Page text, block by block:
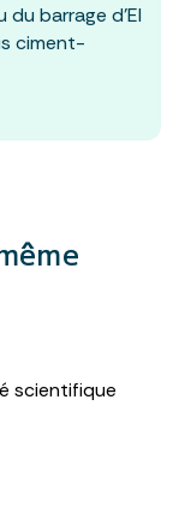
barrage d’El
ciment-